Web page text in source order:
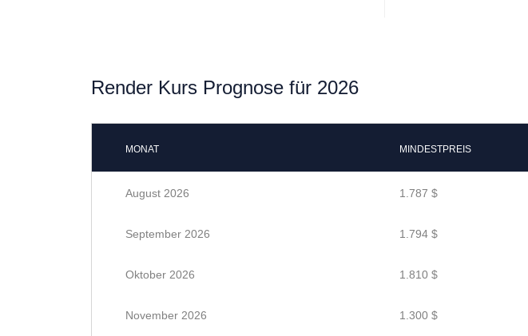
Render Kurs Prognose für 2026
MONAT MINDESTPREIS
August 2026 1.787 $
September 2026 1.794 $
Oktober 2026 1.810 $
November 2026 1.300 $